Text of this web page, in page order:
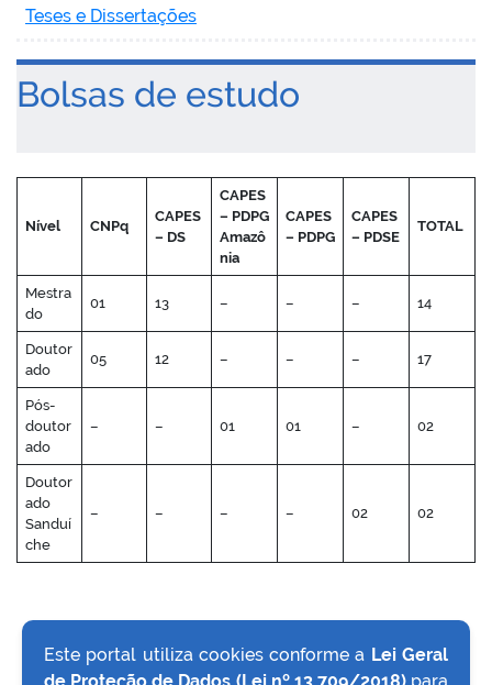
portal
Teses e Dissertações
Bolsas de estudo
Nível CNPq
CAPES
– DS
CAPES
– PDPG
Amazô
nia
CAPES
– PDPG
CAPES
– PDSE
TOTAL
Mestra
do
01 13 – – – 14
Doutor
ado
05 12 – – – 17
Pós-
doutor
ado
– – 01 01 – 02
Doutor
ado
Sanduí
che
– – – – 02 02
Este portal utiliza cookies conforme a Lei Geral